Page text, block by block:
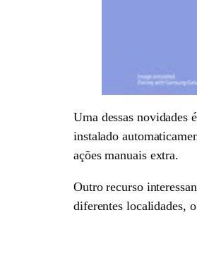
Uma dessas novidades
instalado
ações manuais extra.
Outro recurso
diferentes localidades,